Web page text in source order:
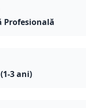
Profesională
3 ani)